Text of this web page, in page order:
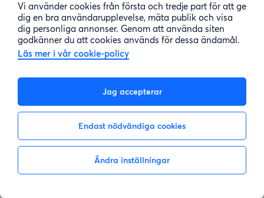
Vi använder cookies från första och tredje part för att ge
dig en bra användarupplevelse, mäta publik och visa
dig personliga annonser. Genom att använda siten
godkänner du att cookies används för dessa ändamål.
Läs mer i vår cookie-policy
Jag accepterar
Endast nödvändiga cookies
Ändra inställningar